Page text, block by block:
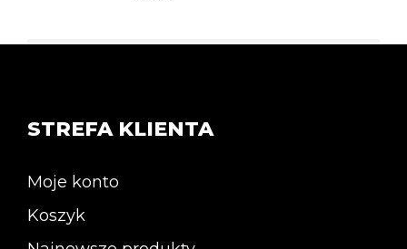
STREFA KLIENTA
Moje konto
Koszyk